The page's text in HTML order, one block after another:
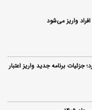
جزئیات برنامه جدید واریز اعتبار